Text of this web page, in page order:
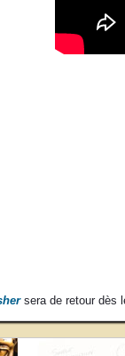
sera de retour dès